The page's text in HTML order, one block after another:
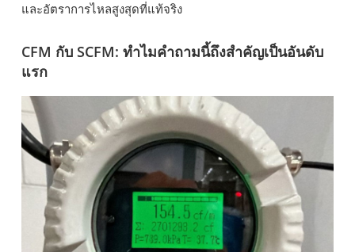
และอัตราการไหลสูงสุดที่แท้จริง
CFM กับ SCFM: ทำไมคำถามนี้ถึงสำคัญเป็นอันดับ
แรก